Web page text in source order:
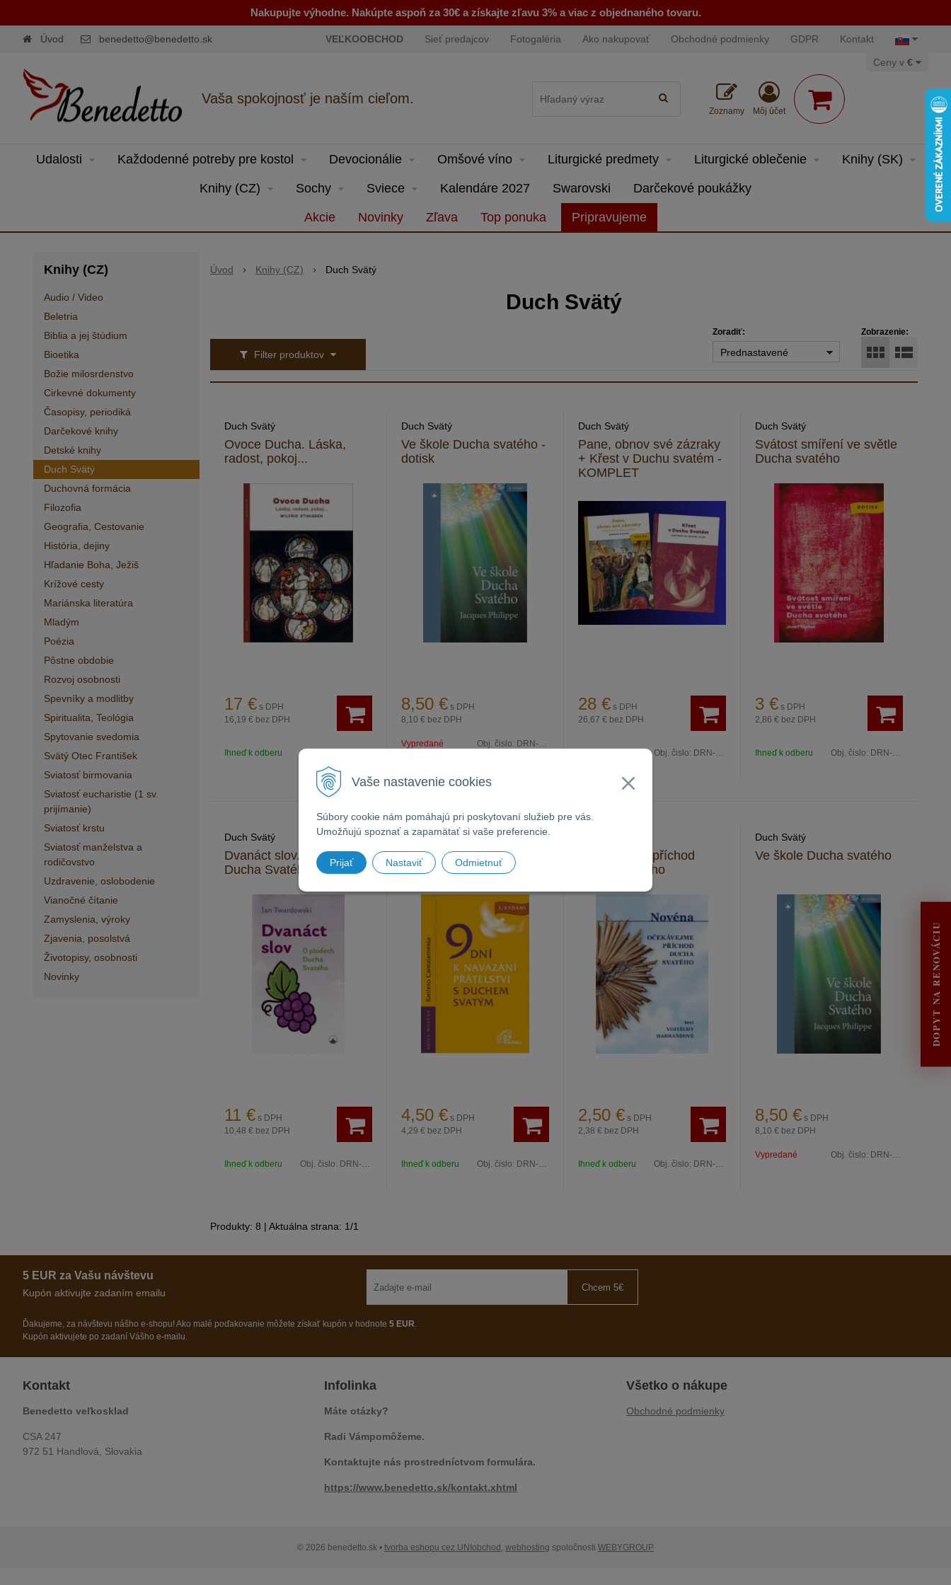
Nakupujte výhodne. Nakúpte aspoň za 30€ a získajte zľavu 3% a viac z objednaného tovaru.
Vaše nastavenie cookies
Súbory cookie nám pomáhajú pri poskytovaní služieb pre vás.
Umožňujú spoznať a zapamätať si vaše preferencie.
Prijať Nastaviť Odmietnuť
DOPYT NA RENOVÁCIU
Vaša spokojnosť je naším cieľom.
Úvod benedetto@benedetto.sk
Zoznamy Môj účet
VEĽKOOBCHOD Sieť predajcov Fotogaléria Ako nakupovať Obchodné podmienky GDPR Kontakt
Ceny v €
Knihy (CZ)
Audio / Video
Beletria
Biblia a jej štúdium
Bioetika
Božie milosrdenstvo
Cirkevné dokumenty
Časopisy, periodiká
Darčekové knihy
Detské knihy
Duch Svätý
Duchovná formácia
Filozofia
Geografia, Cestovanie
História, dejiny
Hľadanie Boha, Ježiš
Krížové cesty
Mariánska literatúra
Mladým
Poézia
Pôstne obdobie
Rozvoj osobnosti
Spevníky a modlitby
Spiritualita, Teológia
Spytovanie svedomia
Svätý Otec František
Sviatosť birmovania
Sviatosť eucharistie (1 sv.
prijímanie)
Sviatosť krstu
Sviatosť manželstva a
rodičovstvo
Uzdravenie, oslobodenie
Vianočné čítanie
Zamyslenia, výroky
Zjavenia, posolstvá
Životopisy, osobnosti
Novinky
Úvod Knihy (CZ) Duch Svätý
Duch Svätý
Filter produktov
Zobrazenie:
Zoradiť:
Prednastavené
Duch Svätý
Ovoce Ducha. Láska,
radost, pokoj...
17 € s DPH
16,19 € bez DPH
Ihneď k odberu Obj. čislo:
Duch Svätý
Ve škole Ducha svatého -
dotisk
8,50 € s DPH
8,10 € bez DPH
Vypredané Obj. čislo: DRN-4328
Duch Svätý
Pane, obnov své zázraky
+ Křest v Duchu svatém -
KOMPLET
28 € s DPH
26,67 € bez DPH
Obj. čislo: DRN-3478
Duch Svätý
Svátost smíření ve světle
Ducha svatého
3 € s DPH
2,86 € bez DPH
Ihneď k odberu Obj. čislo: DRN-3482
Duch Svätý
Dvanáct slov. O plodech
Ducha Svatého
11 € s DPH
10,48 € bez DPH
Ihneď k odberu Obj. čislo: DRN-1798
Duch Svätý
9 dní k navázání
přátelství s Duchem
4,50 € s DPH
4,29 € bez DPH
Ihneď k odberu Obj. čislo: DRN-1986
Očekávejme příchod
Ducha Svatého
2,50 € s DPH
2,38 € bez DPH
Ihneď k odberu Obj. čislo: DRN-2055
Duch Svätý
Ve škole Ducha svatého
8,50 € s DPH
8,10 € bez DPH
Vypredané Obj. čislo: DRN-2093
Produkty: 8 | Aktuálna strana: 1/1
Udalosti Každodenné potreby pre kostol Devocionálie Omšové víno Liturgické predmety Liturgické oblečenie Knihy (SK)
Knihy (CZ) Sochy Sviece Kalendáre 2027 Swarovski Darčekové poukážky
Akcie Novinky Zľava Top ponuka Pripravujeme
5 EUR za Vašu návštevu
Kupón aktivujte zadaním emailu Chcem 5€
Ďakujeme, za návštevu nášho e-shopu! Ako malé poďakovanie môžete získať kupón v hodnote 5 EUR.
Kupón aktivujete po zadaní Vášho e-mailu.
Kontakt
Benedetto veľkosklad
CSA 247
972 51 Handlová, Slovakia
Infolinka
Máte otázky?
Radi Vámpomôžeme.
Kontaktujte nás prostredníctvom formulára.
https://www.benedetto.sk/kontakt.xhtml
Všetko o nákupe
Obchodné podmienky
© 2026 benedetto.sk • tvorba eshopu cez UNIobchod , webhosting spoločnosti WEBYGROUP